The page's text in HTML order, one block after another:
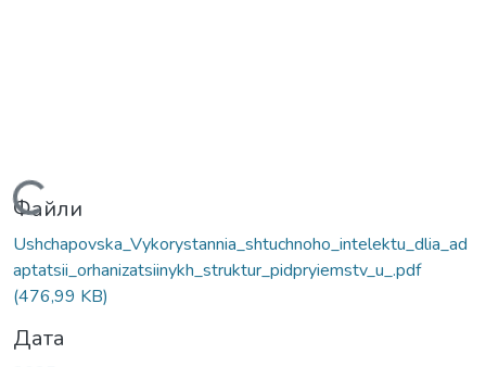
Вантажиться...
Файли
Ushchapovska_Vykorystannia_shtuchnoho_intelektu_dlia_ad
aptatsii_orhanizatsiinykh_struktur_pidpryiemstv_u_.pdf
(476,99 KB)
Дата